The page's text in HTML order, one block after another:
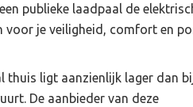
publieke laadpaal de
je veiligheid, comfort en
thuis ligt aanzienlijk lager dan
De aanbieder van deze